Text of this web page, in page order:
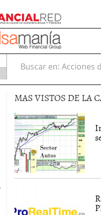
Buscar en:
MAS VISTOS DE LA